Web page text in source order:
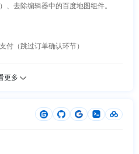
、去除编辑器中的百度地图组件。
付（跳过订单确认环节）
码、并支持unionid绑定
更多